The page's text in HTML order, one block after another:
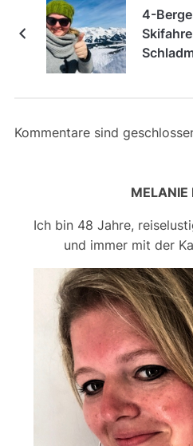
4-
Kommentare sind
MELANIE
Ich bin 48 Jahre,
und immer mit der